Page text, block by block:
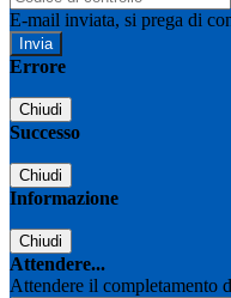
E-mail inviata, si prega di
Errore
Chiudi
Successo
Chiudi
Informazione
Chiudi
Attendere...
Attendere il completamento